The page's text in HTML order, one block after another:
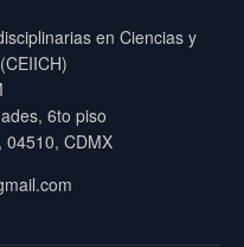
en Ciencias y
6to piso
04510, CDMX